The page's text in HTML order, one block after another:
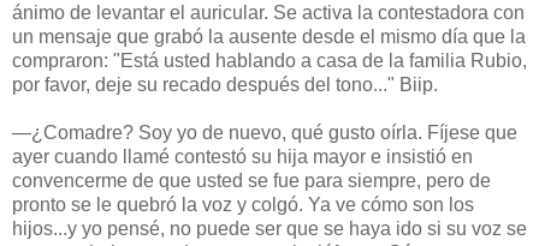
ánimo de levantar el auricular. Se activa la contestadora con
un mensaje que grabó la ausente desde el mismo día que la
compraron: "Está usted hablando a casa de la familia Rubio,
por favor, deje su recado después del tono..." Biip.
—¿Comadre? Soy yo de nuevo, qué gusto oírla. Fíjese que
ayer cuando llamé contestó su hija mayor e insistió en
convencerme de que usted se fue para siempre, pero de
pronto se le quebró la voz y colgó. Ya ve cómo son los
hijos...y yo pensé, no puede ser que se haya ido si su voz se